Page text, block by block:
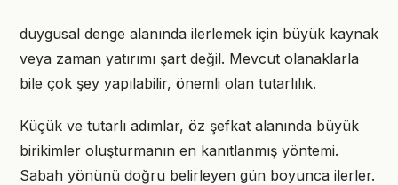
duygusal denge alanında ilerlemek için büyük kaynak
veya zaman yatırımı şart değil. Mevcut olanaklarla
bile çok şey yapılabilir, önemli olan tutarlılık.
Küçük ve tutarlı adımlar, öz şefkat alanında büyük
birikimler oluşturmanın en kanıtlanmış yöntemi.
Sabah yönünü doğru belirleyen gün boyunca ilerler.